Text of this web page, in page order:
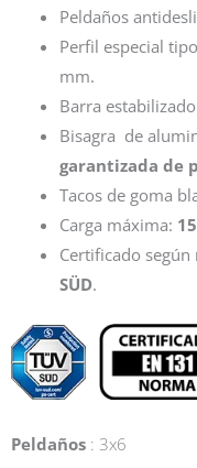
Peldaños
Perfil especial
mm.
Barra
Bisagra de
garantizada de
Tacos de goma
Carga máxima:
Certificado
SÜD.
Peldaños 3x6
Escalera